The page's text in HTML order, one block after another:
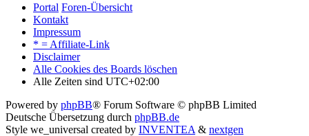
Portal Foren-Übersicht
Kontakt
Impressum
* = Affiliate-Link
Disclaimer
Alle Cookies des Boards löschen
Alle Zeiten sind UTC+02:00
Powered by phpBB® Forum Software © phpBB Limited
Deutsche Übersetzung durch phpBB.de
Style we_universal created by INVENTEA & nextgen